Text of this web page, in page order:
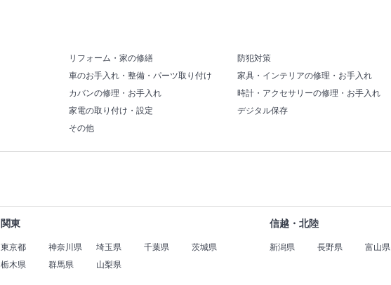
リフォーム・家の修繕
防犯対策
車のお手入れ・整備・パーツ取り付け
家具・インテリアの修理・お手入れ
カバンの修理・お手入れ
時計・アクセサリーの修理・お手入れ
家電の取り付け・設定
デジタル保存
その他
関東
東京都 神奈川県 埼玉県 千葉県
茨城県
栃木県
群馬県 山梨県
信越・北陸
新潟県 長野県 富山県